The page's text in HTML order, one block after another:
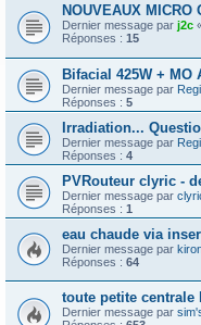
NOUVEAUX MICRO
Dernier message par j2c
Réponses : 15
Bifacial 425W + MO
Dernier message par
Réponses : 5
Irradiation...
Dernier message par
Réponses : 4
PVRouteur clyric -
Dernier message par
Réponses : 1
eau chaude via
Dernier message par
Réponses : 64
toute petite
Dernier message par